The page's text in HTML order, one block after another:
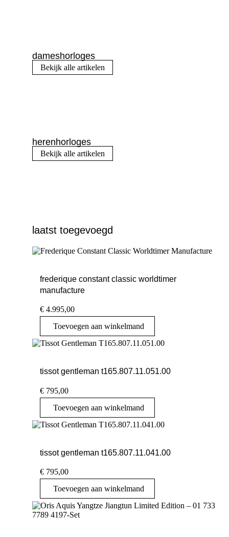
dameshorloges
Bekijk alle artikelen
herenhorloges
Bekijk alle artikelen
laatst toegevoegd
frederique constant classic worldtimer
manufacture
€ 4.995,00
Toevoegen aan winkelmand
tissot gentleman t165.807.11.051.00
€ 795,00
Toevoegen aan winkelmand
tissot gentleman t165.807.11.041.00
€ 795,00
Toevoegen aan winkelmand